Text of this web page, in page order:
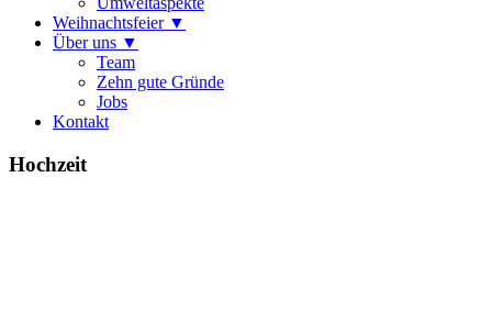
Weihnachtsfeier ▼
Über uns ▼
Team
Zehn gute Gründe
Jobs
Kontakt
Hochzeit